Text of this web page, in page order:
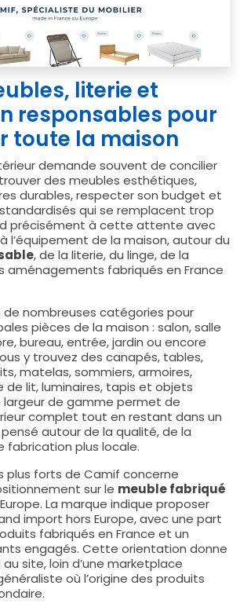
literie et
responsables pour
toute la maison
demande souvent de concilier
des meubles esthétiques,
durables, respecter son budget et
qui se remplacent trop
précisément à cette attente avec
l’équipement de la maison, autour du
, de la literie, du linge, de la
aménagements fabriqués en France
de nombreuses catégories pour
pièces de la maison : salon, salle
bureau, entrée, jardin ou encore
y trouvez des canapés, tables,
matelas, sommiers, armoires,
de lit, luminaires, tapis et objets
de gamme permet de
complet tout en restant dans un
autour de la qualité, de la
fabrication plus locale.
plus forts de Camif concerne
sur le meuble fabriqué
La marque indique proposer
import hors Europe, avec une part
fabriqués en France et un
engagés. Cette orientation donne
site, loin d’une marketplace
où l’origine des produits